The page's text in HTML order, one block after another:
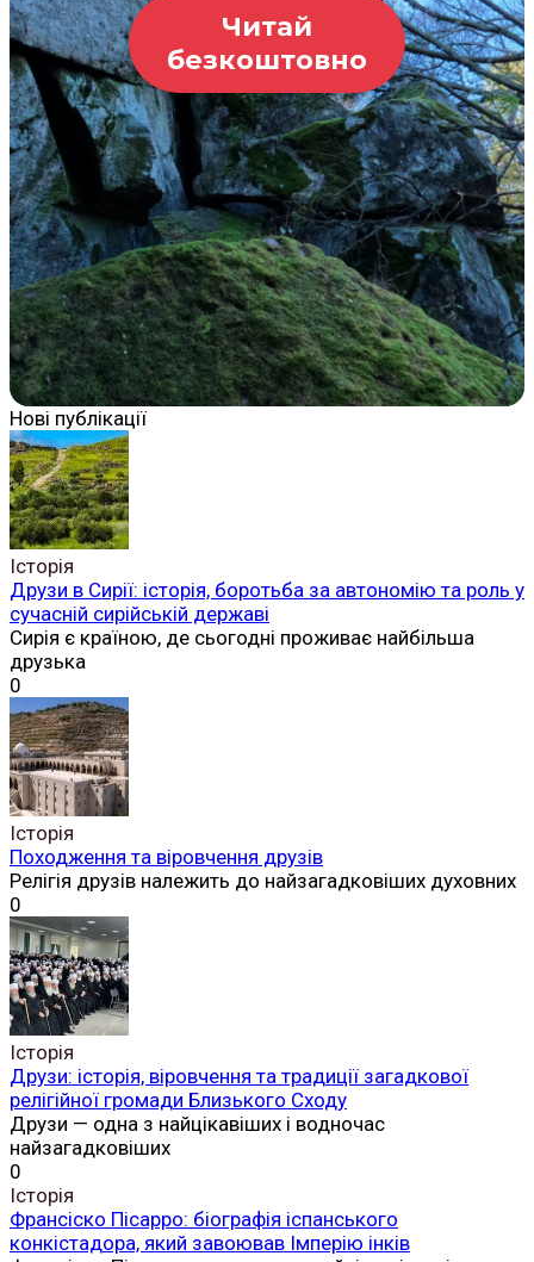
Читай
безкоштовно
Нові публікації
Історія
Друзи в Сирії: історія, боротьба за автономію та роль у
сучасній сирійській державі
Сирія є країною, де сьогодні проживає найбільша
друзька
0
Історія
Походження та віровчення друзів
Релігія друзів належить до найзагадковіших духовних
0
Історія
Друзи: історія, віровчення та традиції загадкової
релігійної громади Близького Сходу
Друзи — одна з найцікавіших і водночас
найзагадковіших
0
Історія
Франсіско Пісарро: біографія іспанського
конкістадора, який завоював Імперію інків